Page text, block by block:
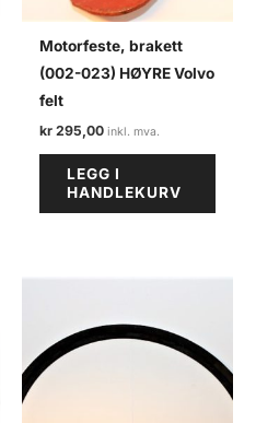
Motorfeste, brakett
(002-023) HØYRE Volvo
felt
kr 295,00
LEGG I
HANDLEKURV